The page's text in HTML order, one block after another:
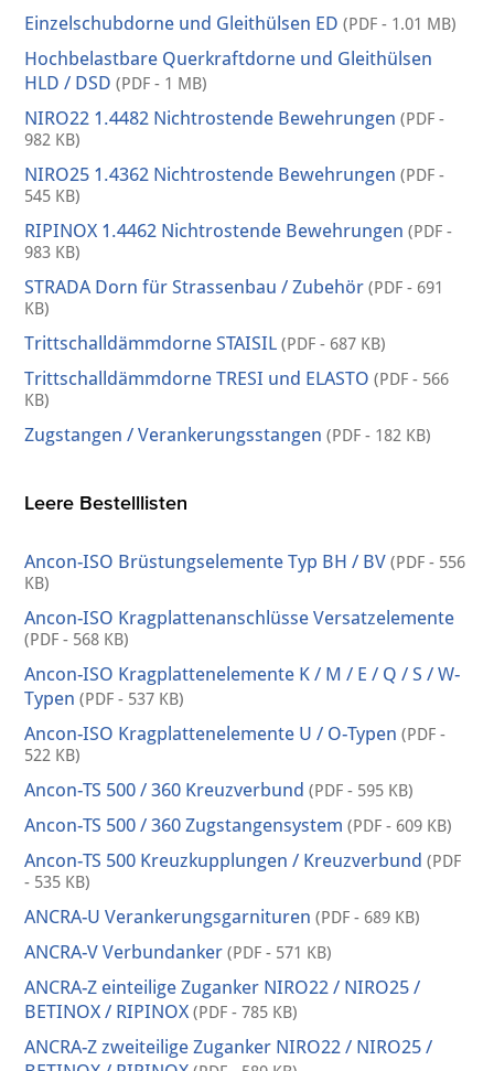
Einzelschubdorne und Gleithülsen ED (PDF - 1.01 MB)
Hochbelastbare Querkraftdorne und Gleithülsen
HLD / DSD (PDF - 1 MB)
NIRO22 1.4482 Nichtrostende Bewehrungen (PDF -
982 KB)
NIRO25 1.4362 Nichtrostende Bewehrungen (PDF -
545 KB)
RIPINOX 1.4462 Nichtrostende Bewehrungen (PDF -
983 KB)
STRADA Dorn für Strassenbau / Zubehör (PDF - 691
KB)
Trittschalldämmdorne STAISIL (PDF - 687 KB)
Trittschalldämmdorne TRESI und ELASTO (PDF - 566
KB)
Zugstangen / Verankerungsstangen (PDF - 182 KB)
Leere Bestelllisten
Ancon-ISO Brüstungselemente Typ BH / BV (PDF - 556
KB)
Ancon-ISO Kragplattenanschlüsse Versatzelemente
(PDF - 568 KB)
Ancon-ISO Kragplattenelemente K / M / E / Q / S / W-
Typen (PDF - 537 KB)
Ancon-ISO Kragplattenelemente U / O-Typen (PDF -
522 KB)
Ancon-TS 500 / 360 Kreuzverbund (PDF - 595 KB)
Ancon-TS 500 / 360 Zugstangensystem (PDF - 609 KB)
Ancon-TS 500 Kreuzkupplungen / Kreuzverbund(PDF
- 535 KB)
ANCRA-U Verankerungsgarnituren (PDF - 689 KB)
ANCRA-V Verbundanker (PDF - 571 KB)
ANCRA-Z einteilige Zuganker NIRO22 / NIRO25 /
BETINOX / RIPINOX (PDF - 785 KB)
ANCRA-Z zweiteilige Zuganker NIRO22 / NIRO25 /